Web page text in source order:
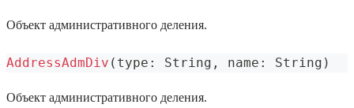
Объект административного деления.
AddressAdmDiv ( type : String , name : String )
Объект административного деления.